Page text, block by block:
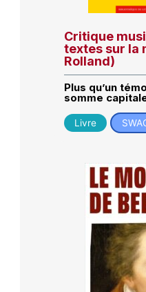
Critique
textes sur la
Rolland)
Plus qu’un
somme
Livre